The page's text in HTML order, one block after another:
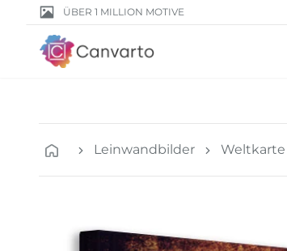
ÜBER 1 MILLION MOTIVE
Leinwandbilder Weltkarte